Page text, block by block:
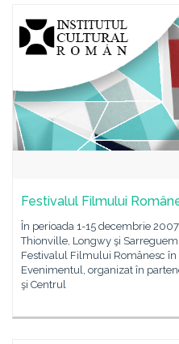
Festivalul Filmului
În perioada 1-15 decembrie
Thionville, Longwy şi
Festivalul Filmului Românesc
Evenimentul, organizat în
şi Centrul